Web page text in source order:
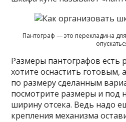
Пантограф — это перекладина
Размеры пантографов есть
хотите оснастить готовым,
по размеру сделанным
посмотрите размеры и под
ширину отсека. Ведь надо
крепления механизма